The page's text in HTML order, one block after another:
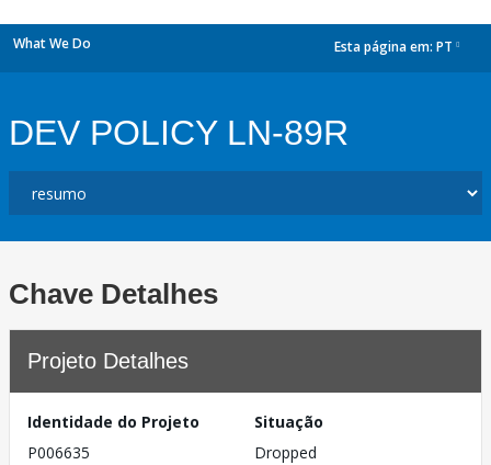
What We Do Esta página em: PT
DEV POLICY LN-89R
Chave Detalhes
Projeto Detalhes
Identidade do Projeto
P006635
Situação
Dropped